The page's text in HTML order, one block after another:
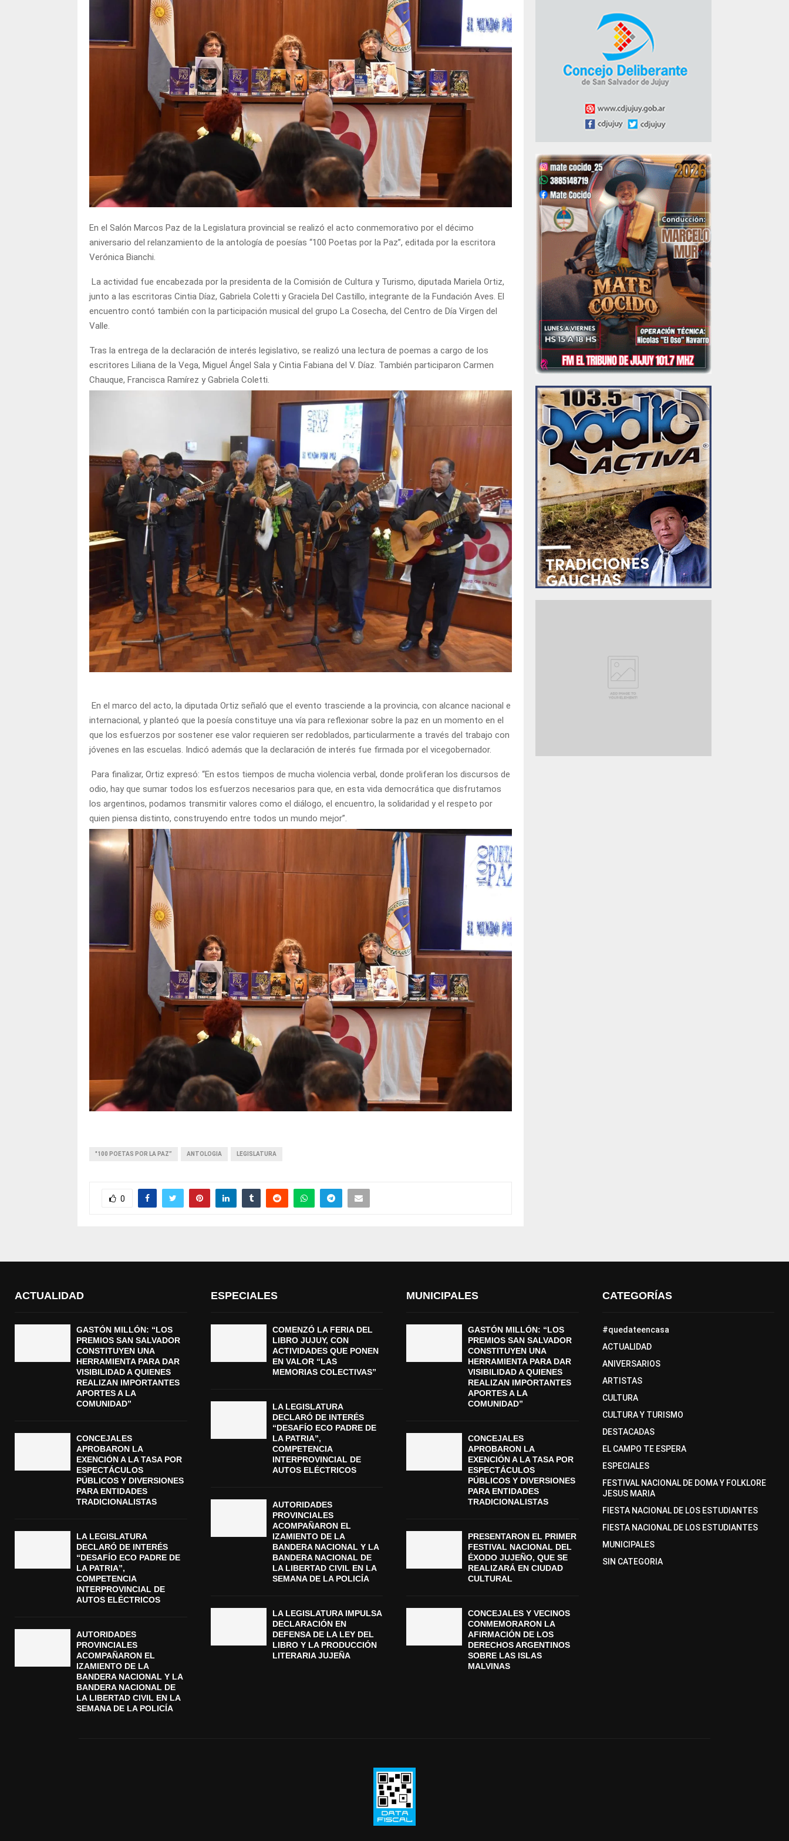
En el Salón Marcos Paz de la Legislatura provincial se realizó el acto conmemorativo por el décimo
aniversario del relanzamiento de la antología de poesías “100 Poetas por la Paz”, editada por la escritora
Verónica Bianchi.
La actividad fue encabezada por la presidenta de la Comisión de Cultura y Turismo, diputada Mariela Ortiz,
junto a las escritoras Cintia Díaz, Gabriela Coletti y Graciela Del Castillo, integrante de la Fundación Aves. El
encuentro contó también con la participación musical del grupo La Cosecha, del Centro de Día Virgen del
Valle.
Tras la entrega de la declaración de interés legislativo, se realizó una lectura de poemas a cargo de los
escritores Liliana de la Vega, Miguel Ángel Sala y Cintia Fabiana del V. Díaz. También participaron Carmen
Chauque, Francisca Ramírez y Gabriela Coletti.
En el marco del acto, la diputada Ortiz señaló que el evento trasciende a la provincia, con alcance nacional e
internacional, y planteó que la poesía constituye una vía para reflexionar sobre la paz en un momento en el
que los esfuerzos por sostener ese valor requieren ser redoblados, particularmente a través del trabajo con
jóvenes en las escuelas. Indicó además que la declaración de interés fue firmada por el vicegobernador.
Para finalizar, Ortiz expresó: “En estos tiempos de mucha violencia verbal, donde proliferan los discursos de
odio, hay que sumar todos los esfuerzos necesarios para que, en esta vida democrática que disfrutamos
los argentinos, podamos transmitir valores como el diálogo, el encuentro, la solidaridad y el respeto por
quien piensa distinto, construyendo entre todos un mundo mejor”.
"100 POETAS POR LA PAZ” ANTOLOGIA LEGISLATURA
0
ACTUALIDAD
GASTÓN MILLÓN: “LOS
PREMIOS SAN SALVADOR
CONSTITUYEN UNA
HERRAMIENTA PARA DAR
VISIBILIDAD A QUIENES
REALIZAN IMPORTANTES
APORTES A LA
COMUNIDAD”
CONCEJALES
APROBARON LA
EXENCIÓN A LA TASA POR
ESPECTÁCULOS
PÚBLICOS Y DIVERSIONES
PARA ENTIDADES
TRADICIONALISTAS
LA LEGISLATURA
DECLARÓ DE INTERÉS
“DESAFÍO ECO PADRE DE
LA PATRIA”,
COMPETENCIA
INTERPROVINCIAL DE
AUTOS ELÉCTRICOS
AUTORIDADES
PROVINCIALES
ACOMPAÑARON EL
IZAMIENTO DE LA
BANDERA NACIONAL Y LA
BANDERA NACIONAL DE
LA LIBERTAD CIVIL EN LA
SEMANA DE LA POLICÍA
ESPECIALES
COMENZÓ LA FERIA DEL
LIBRO JUJUY, CON
ACTIVIDADES QUE PONEN
EN VALOR “LAS
MEMORIAS COLECTIVAS”
LA LEGISLATURA
DECLARÓ DE INTERÉS
“DESAFÍO ECO PADRE DE
LA PATRIA”,
COMPETENCIA
INTERPROVINCIAL DE
AUTOS ELÉCTRICOS
AUTORIDADES
PROVINCIALES
ACOMPAÑARON EL
IZAMIENTO DE LA
BANDERA NACIONAL Y LA
BANDERA NACIONAL DE
LA LIBERTAD CIVIL EN LA
SEMANA DE LA POLICÍA
LA LEGISLATURA IMPULSA
DECLARACIÓN EN
DEFENSA DE LA LEY DEL
LIBRO Y LA PRODUCCIÓN
LITERARIA JUJEÑA
MUNICIPALES
GASTÓN MILLÓN: “LOS
PREMIOS SAN SALVADOR
CONSTITUYEN UNA
HERRAMIENTA PARA DAR
VISIBILIDAD A QUIENES
REALIZAN IMPORTANTES
APORTES A LA
COMUNIDAD”
CONCEJALES
APROBARON LA
EXENCIÓN A LA TASA POR
ESPECTÁCULOS
PÚBLICOS Y DIVERSIONES
PARA ENTIDADES
TRADICIONALISTAS
PRESENTARON EL PRIMER
FESTIVAL NACIONAL DEL
ÉXODO JUJEÑO, QUE SE
REALIZARÁ EN CIUDAD
CULTURAL
CONCEJALES Y VECINOS
CONMEMORARON LA
AFIRMACIÓN DE LOS
DERECHOS ARGENTINOS
SOBRE LAS ISLAS
MALVINAS
CATEGORÍAS
#quedateencasa
ACTUALIDAD
ANIVERSARIOS
ARTISTAS
CULTURA
CULTURA Y TURISMO
DESTACADAS
EL CAMPO TE ESPERA
ESPECIALES
FESTIVAL NACIONAL DE DOMA Y FOLKLORE
JESUS MARIA
FIESTA NACIONAL DE LOS ESTUDIANTES
FIESTA NACIONAL DE LOS ESTUDIANTES
MUNICIPALES
SIN CATEGORIA